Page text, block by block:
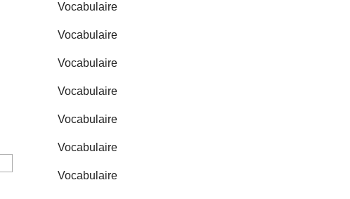
Vocabulaire
Vocabulaire
Vocabulaire
Vocabulaire
Vocabulaire
Vocabulaire
Vocabulaire